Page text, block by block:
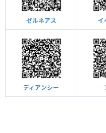
ゼルネアス イ
ディアンシー